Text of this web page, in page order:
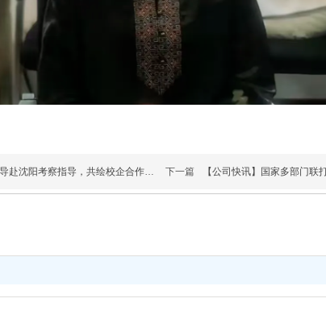
沈阳考察指导，共绘校企合作新蓝 下一篇 【公司快讯】国家多部门联